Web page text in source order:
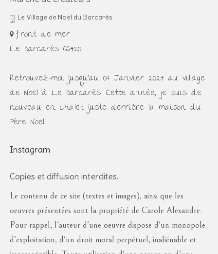
Le Village de Noël du Barcarès
front de mer
Le Barcarès 66420
Retrouvez-moi jusqu'au 07 Janvier 2024 au village
de Noël à Le Barcarès. Cette année, je suis de
nouveau en chalet juste derrière la maison du
Père Noël.
Instagram
Copies et diffusion interdites.
Le contenu de ce site (textes et images), ainsi que les
oeuvres présentées sont la propriété de Carole Alexandre.
Pour rappel, l'auteur d'une oeuvre dispose d'un monopole
d'exploitation, d'un droit moral perpétuel, inaliénable et